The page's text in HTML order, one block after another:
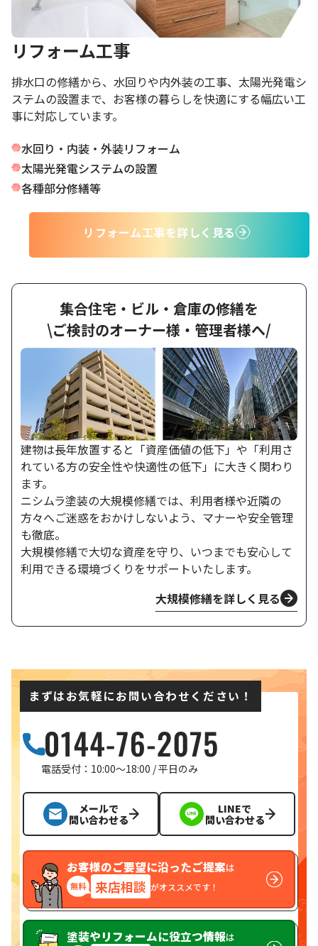
リフォーム工事
排水口の修繕から、水回りや内外装の工事、太陽光発電シ
ステムの設置まで、お客様の暮らしを快適にする幅広い工
事に対応しています。
水回り・内装・外装リフォーム
太陽光発電システムの設置
各種部分修繕等
リフォーム工事を詳しく見る
\
集合住宅・ビル・倉庫の修繕を
ご検討のオーナー様・管理者様へ/
建物は長年放置すると「資産価値の低下」や「利用さ
れている方の安全性や快適性の低下」に大きく関わり
ます。
ニシムラ塗装の大規模修繕では、利用者様や近隣の
方々へご迷惑をおかけしないよう、マナーや安全管理
も徹底。
大規模修繕で大切な資産を守り、いつまでも安心して
利用できる環境づくりをサポートいたします。
大規模修繕を詳しく見る
まずはお気軽にお問い合わせください！
電話受付：10:00〜18:00 / 平日のみ
メールで
問い合わせる
LINEで
問い合わせる
お客様のご要望に沿ったご提案は
来店相談 がオススメです！
塗装やリフォームに役立つ情報は